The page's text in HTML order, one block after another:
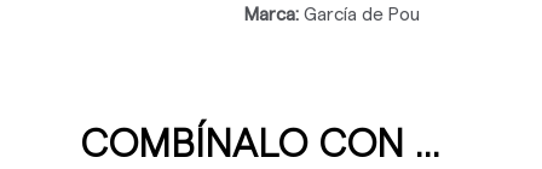
Marca:García de Pou
COMBÍNALO CON ...